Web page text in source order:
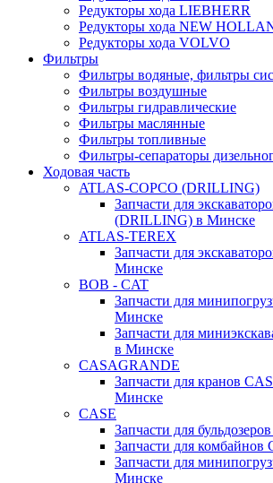
Редукторы хода LIEBHERR
Редукторы хода NEW
Редукторы хода VOLVO
Фильтры
Фильтры водяные, фильтры
Фильтры воздушные
Фильтры гидравлические
Фильтры маслянные
Фильтры топливные
Фильтры-сепараторы
Ходовая часть
ATLAS-COPCO (DRILLING)
Запчасти для
(DRILLING) в Минске
ATLAS-TEREX
Запчасти для
Минске
BOB - CAT
Запчасти для
Минске
Запчасти для
в Минске
CASAGRANDE
Запчасти для кранов
Минске
CASE
Запчасти для
Запчасти для
Запчасти для
Минске